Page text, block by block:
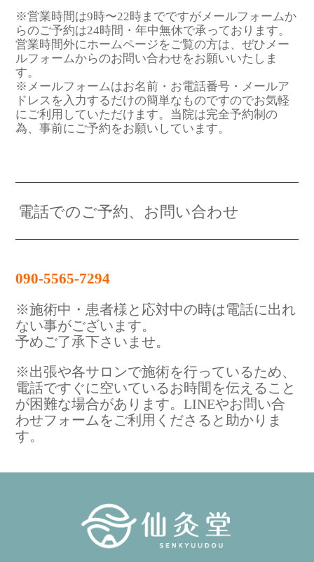
※営業時間は9時〜22時までですがメールフォームか
らのご予約は24時間・年中無休で承っております。
営業時間外にホームページをご覧の方は、ぜひメー
ルフォームからのお問い合わせをお願いいたしま
す。
※メールフォームはお名前・お電話番号・メールア
ドレスを入力するだけの簡単なものですのでお気軽
にご利用していただけます。当院は完全予約制の
為、事前にご予約をお願いしています。
電話でのご予約、お問い合わせ
090-5565-7294
※施術中・患者様と応対中の時は電話に出れ
ない事がございます。
予めご了承下さいませ。
※出張や各サロンで施術を行っているため、
電話ですぐに空いているお時間を伝えること
が困難な場合があります。LINEやお問い合
わせフォームをご利用くださると助かりま
す。